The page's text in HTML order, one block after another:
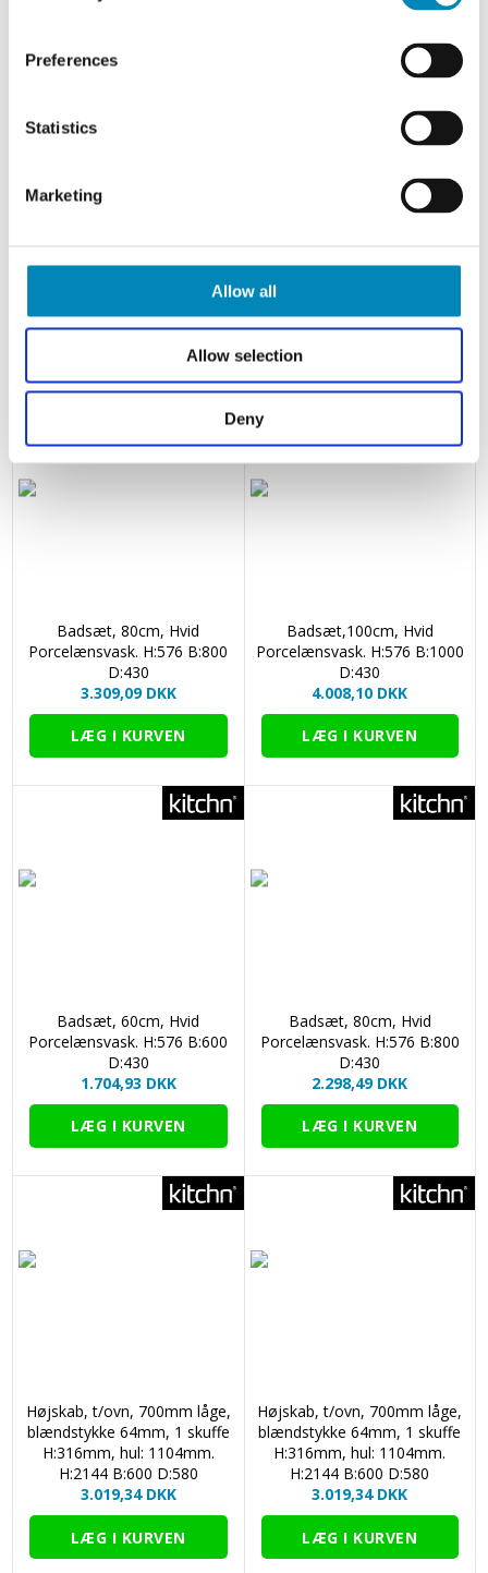
Preferences
Statistics
Marketing
Allow all
Allow selection
Deny
aftagelig reol , 3 hylder og 1
aftagelig reol , 2 hylder og 2
låger H:576 D:320 B:600
Badsæt, 80cm, Hvid
Porcelænsvask. H:576 B:800
D:430
3.309,09 DKK
Badsæt,100cm, Hvid
Porcelænsvask. H:576 B:1000
D:430
4.008,10 DKK
Badsæt, 60cm, Hvid
Porcelænsvask. H:576 B:600
D:430
1.704,93 DKK
Badsæt, 80cm, Hvid
Porcelænsvask. H:576 B:800
D:430
2.298,49 DKK
Højskab, t/ovn, 700mm låge,
blændstykke 64mm, 1 skuffe
H:316mm, hul: 1104mm.
H:2144 B:600 D:580
3.019,34 DKK
Højskab, t/ovn, 700mm låge,
blændstykke 64mm, 1 skuffe
H:316mm, hul: 1104mm.
H:2144 B:600 D:580
3.019,34 DKK